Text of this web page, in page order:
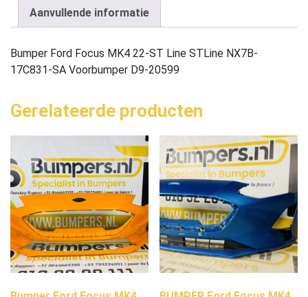
Aanvullende informatie
Bumper Ford Focus MK4 22-ST Line STLine NX7B-
17C831-SA Voorbumper D9-20599
Gerelateerde producten